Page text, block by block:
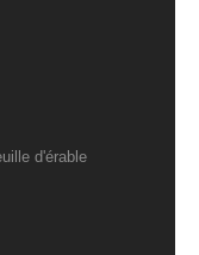
d'érable